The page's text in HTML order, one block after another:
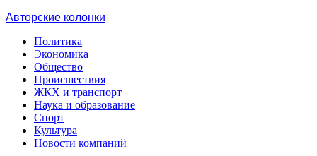
Авторские колонки
Политика
Экономика
Общество
Происшествия
ЖКХ и транспорт
Наука и образование
Спорт
Культура
Новости компаний